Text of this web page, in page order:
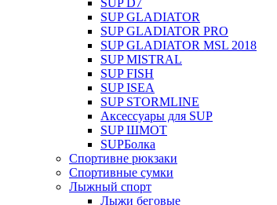
SUP D7
SUP GLADIATOR
SUP GLADIATOR PRO
SUP GLADIATOR MSL 2018
SUP MISTRAL
SUP FISH
SUP ISEA
SUP STORMLINE
Аксессуары для SUP
SUP ШМОТ
SUPБолка
Спортивне рюкзаки
Спортивные сумки
Лыжный спорт
Лыжи беговые